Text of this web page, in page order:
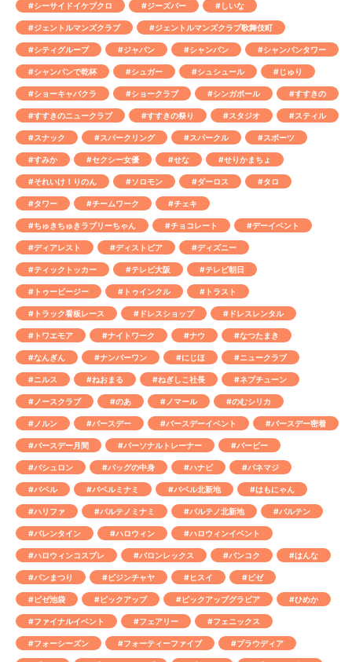
#シーサイドイケブクロ #ジーズバー #しいな
#ジェントルマンズクラブ #ジェントルマンズクラブ歌舞伎町
#シティグループ #ジャパン #シャンパン #シャンパンタワー
#シャンパンで乾杯 #シュガー #シュシュール #じゅり
#ショーキャバクラ #ショークラブ #シンガポール #すすきの
#すすきのニュークラブ #すすきの祭り #スタジオ #スティル
#スナック #スパークリング #スパークル #スポーツ
#すみか #セクシー女優 #せな #せりかまちょ
#それいけ！りのん #ソロモン #ダーロス #タロ
#タワー #チームワーク #チェキ
#ちゅきちゅきラブリーちゃん #チョコレート #デーイベント
#ディアレスト #ディストピア #ディズニー
#ティックトッカー #テレビ大阪 #テレビ朝日
#トゥービージー #トゥインクル #トラスト
#トラック看板レース #ドレスショップ #ドレスレンタル
#トワエモア #ナイトワーク #ナウ #なつたまき
#なんぎん #ナンバーワン #にじほ #ニュークラブ
#ニルス #ねおまる #ねぎしこ社長 #ネプチューン
#ノースクラブ #のあ #ノマール #のむシリカ
#ノルン #バースデー #バースデーイベント #バースデー密着
#バースデー月間 #パーソナルトレーナー #バービー
#バシュロン #バッグの中身 #ハナビ #パネマジ
#バベル #バベルミナミ #バベル北新地 #はもにゃん
#ハリファ #パルテノミナミ #パルテノ北新地 #バルテン
#バレンタイン #ハロウィン #ハロウィンイベント
#ハロウィンコスプレ #バロンレックス #バンコク #はんな
#パンまつり #ビジンチャヤ #ヒスイ #ビゼ
#ビゼ池袋 #ピックアップ #ピックアップグラビア #ひめか
#ファイナルイベント #フェアリー #フェニックス
#フォーシーズン #フォーティーファイブ #プラウディア